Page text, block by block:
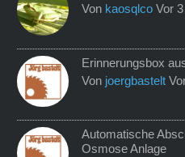
Von kaosqlco Vor
Erinnerungsbox
Von joergbastelt
Automatische
Osmose Anlage